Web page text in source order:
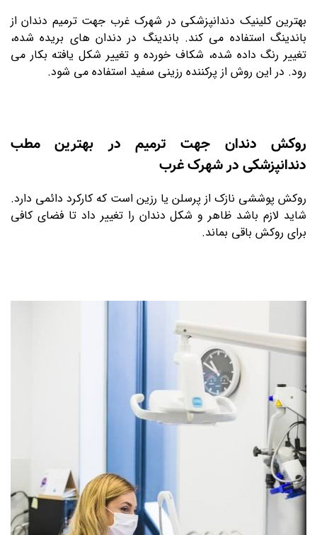
بهترین کلینیک دندانپزشکی در شهرک غرب جهت ترمیم دندان از
باندینگ استفاده می کند. باندینگ در دندان های بریده شده،
تغییر رنگ داده شده، شکاف خورده و تغییر شکل یافته بکار می
رود. در این روش از پرکننده رزینی سفید استفاده می شود.
روکش دندان جهت ترمیم در بهترین مطب
دندانپزشکی در شهرک غرب
روکش پوششی نازک از پرسلن یا رزین است که کارکرد دائمی دارد.
شاید لازم باشد ظاهر و شکل دندان را تغییر داد تا فضای کافی
برای روکش باقی بماند.